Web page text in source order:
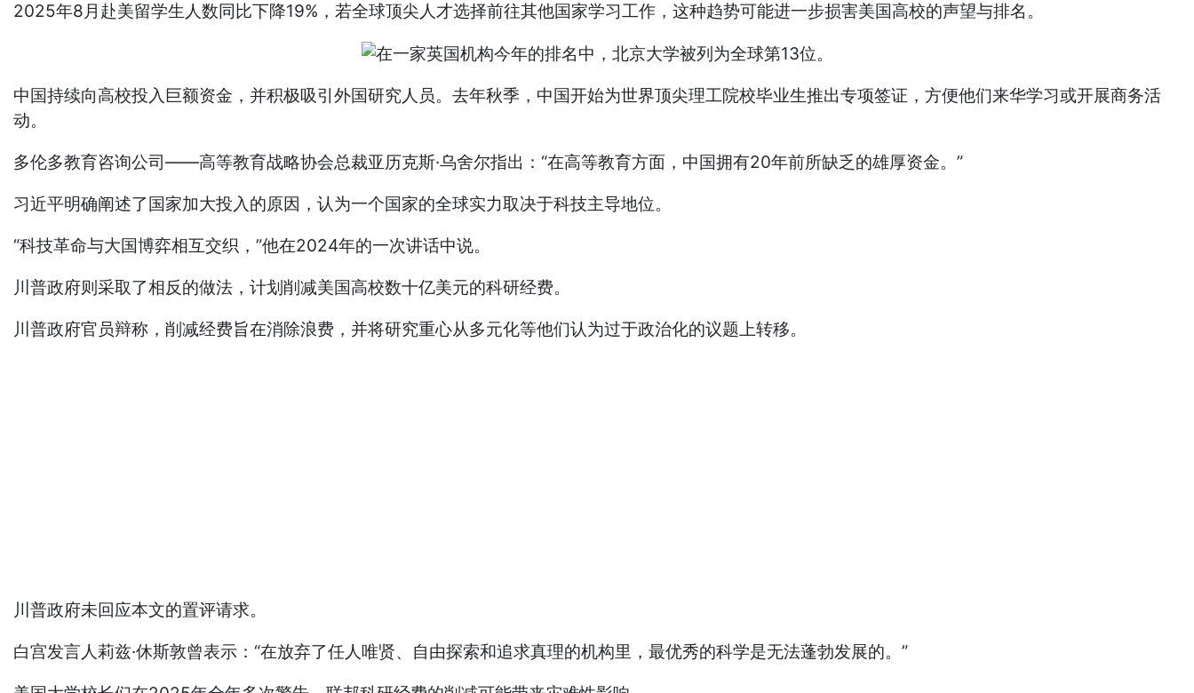
2025年8月赴美留学生人数同比下降19%，若全球顶尖人才选择前往其他国家学习工作，这种趋势可能进一步损害美国高校的声望与排名。
中国持续向高校投入巨额资金，并积极吸引外国研究人员。去年秋季，中国开始为世界顶尖理工院校毕业生推出专项签证，方便他们来华学习或开展商务活
动。
多伦多教育咨询公司——高等教育战略协会总裁亚历克斯·乌舍尔指出：“在高等教育方面，中国拥有20年前所缺乏的雄厚资金。”
习近平明确阐述了国家加大投入的原因，认为一个国家的全球实力取决于科技主导地位。
“科技革命与大国博弈相互交织，”他在2024年的一次讲话中说。
川普政府则采取了相反的做法，计划削减美国高校数十亿美元的科研经费。
川普政府官员辩称，削减经费旨在消除浪费，并将研究重心从多元化等他们认为过于政治化的议题上转移。
川普政府未回应本文的置评请求。
白宫发言人莉兹·休斯敦曾表示：“在放弃了任人唯贤、自由探索和追求真理的机构里，最优秀的科学是无法蓬勃发展的。”